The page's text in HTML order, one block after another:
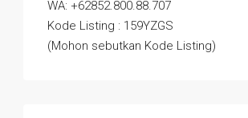
WA: +62852.800.88.707
Kode Listing : 159YZGS
(Mohon sebutkan Kode Listing)